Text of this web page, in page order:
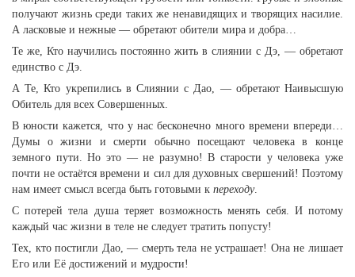
получают жизнь среди таких же ненавидящих и творящих насилие.
А ласковые и нежные — обретают обители мира и добра…
Те же, Кто научились постоянно жить в слиянии с Дэ, — обретают
единство с Дэ.
А Те, Кто укрепились в Слиянии с Дао, — обретают Наивысшую
Обитель для всех Совершенных.
В юности кажется, что у нас бесконечно много времени впереди…
Думы о жизни и смерти обычно посещают человека в конце
земного пути. Но это — не разумно! В старости у человека уже
почти не остаётся времени и сил для духовных свершений! Поэтому
нам имеет смысл всегда быть готовыми к переходу.
С потерей тела душа теряет возможность менять себя. И потому
каждый час жизни в теле не следует тратить попусту!
Тех, кто постигли Дао, — смерть тела не устрашает! Она не лишает
Его или Её достижений и мудрости!